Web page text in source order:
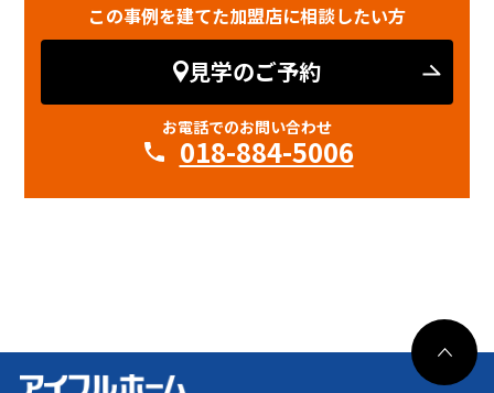
この事例を建てた加盟店に相談したい方
見学のご予約
お電話でのお問い合わせ
018-884-5006